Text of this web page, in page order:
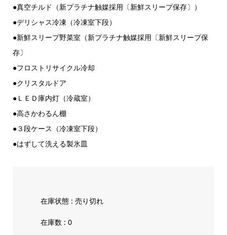
●真空チルド（新プラチナ触媒採用〔新鮮スリープ保存〕）
●デリシャス冷凍（冷凍室下段）
●新鮮スリープ野菜室（新プラチナ触媒採用〔新鮮スリープ保
存〕
●フロストリサイクル冷却
●クリスタルドア
●ＬＥＤ庫内灯（冷蔵室）
●高さかわるん棚
●３段ケース（冷凍室下段）
●はずして洗える製氷皿
在庫状態 : 売り切れ
在庫数 : 0